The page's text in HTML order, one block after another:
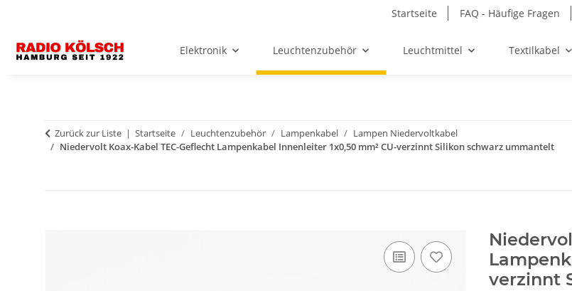
Startseite FAQ - Häufige Fragen
Elektronik Leuchtenzubehör Leuchtmittel Textilkabel
Zurück zur Liste Startseite Leuchtenzubehör Lampenkabel
Lampen Niedervoltkabel
Niedervolt Koax-Kabel TEC-Geflecht Lampenkabel Innenleiter 1x0,50 mm² CU-verzinnt Silikon schwarz ummantelt
verzinnt